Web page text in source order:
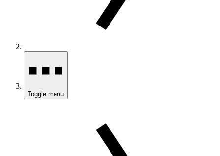
Toggle menu